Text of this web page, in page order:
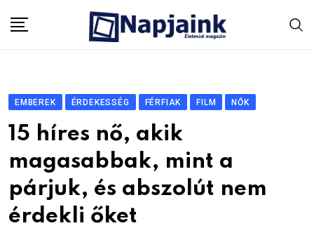
EMBEREK ÉRDEKESSÉG FÉRFIAK FILM NŐK
15 híres nő, akik
magasabbak, mint a
párjuk, és abszolút nem
érdekli őket